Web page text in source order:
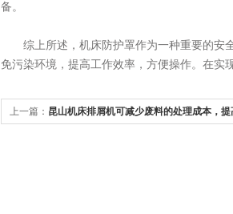
备。
综上所述，机床防护罩作为一种重要的安全
免污染环境，提高工作效率，方便操作。在实
上一篇： 昆山机床排屑机可减少废料的处理成本，提